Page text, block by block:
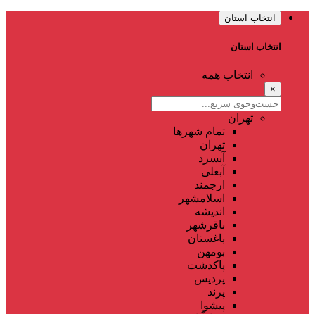
انتخاب استان
انتخاب استان
انتخاب همه
×
تهران
تمام شهر‌ها
تهران
آبسرد
آبعلی
ارجمند
اسلامشهر
اندیشه
باقرشهر
باغستان
بومهن
پاکدشت
پردیس
پرند
پیشوا